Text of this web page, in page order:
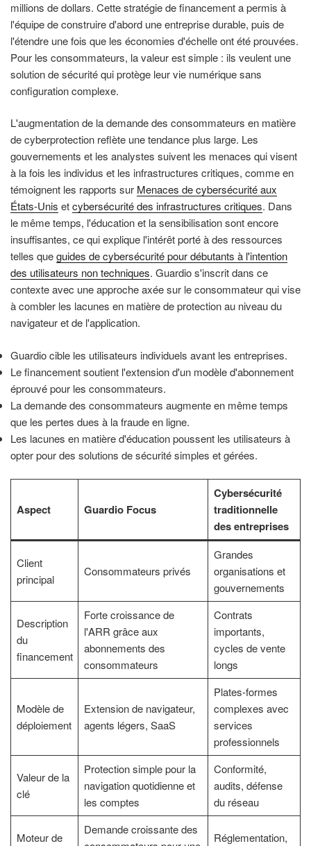
millions de dollars. Cette stratégie de financement a permis à
l'équipe de construire d'abord une entreprise durable, puis de
l'étendre une fois que les économies d'échelle ont été prouvées.
Pour les consommateurs, la valeur est simple : ils veulent une
solution de sécurité qui protège leur vie numérique sans
configuration complexe.
L'augmentation de la demande des consommateurs en matière
de cyberprotection reflète une tendance plus large. Les
gouvernements et les analystes suivent les menaces qui visent
à la fois les individus et les infrastructures critiques, comme en
témoignent les rapports sur Menaces de cybersécurité aux
États-Unis etcybersécurité des infrastructures critiques. Dans
le même temps, l'éducation et la sensibilisation sont encore
insuffisantes, ce qui explique l'intérêt porté à des ressources
telles queguides de cybersécurité pour débutants à l'intention
des utilisateurs non techniques. Guardio s'inscrit dans ce
contexte avec une approche axée sur le consommateur qui vise
à combler les lacunes en matière de protection au niveau du
navigateur et de l'application.
Guardio cible les utilisateurs individuels avant les entreprises.
Le financement soutient l'extension d'un modèle d'abonnement
éprouvé pour les consommateurs.
La demande des consommateurs augmente en même temps
que les pertes dues à la fraude en ligne.
Les lacunes en matière d'éducation poussent les utilisateurs à
opter pour des solutions de sécurité simples et gérées.
Aspect Guardio Focus
Cybersécurité
traditionnelle
des entreprises
Client
principal
Consommateurs privés
Grandes
organisations et
gouvernements
Description
du
financement
Forte croissance de
l'ARR grâce aux
abonnements des
consommateurs
Contrats
importants,
cycles de vente
longs
Modèle de
déploiement
Extension de navigateur,
agents légers, SaaS
Plates-formes
complexes avec
services
professionnels
Valeur de la
clé
Protection simple pour la
navigation quotidienne et
les comptes
Conformité,
audits, défense
du réseau
Moteur de
Demande croissante des
Réglementation,